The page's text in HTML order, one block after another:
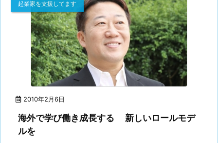
2010年2月6日
起業家を支援してます
海外で学び働き成長する 新しいロールモデ
ルを